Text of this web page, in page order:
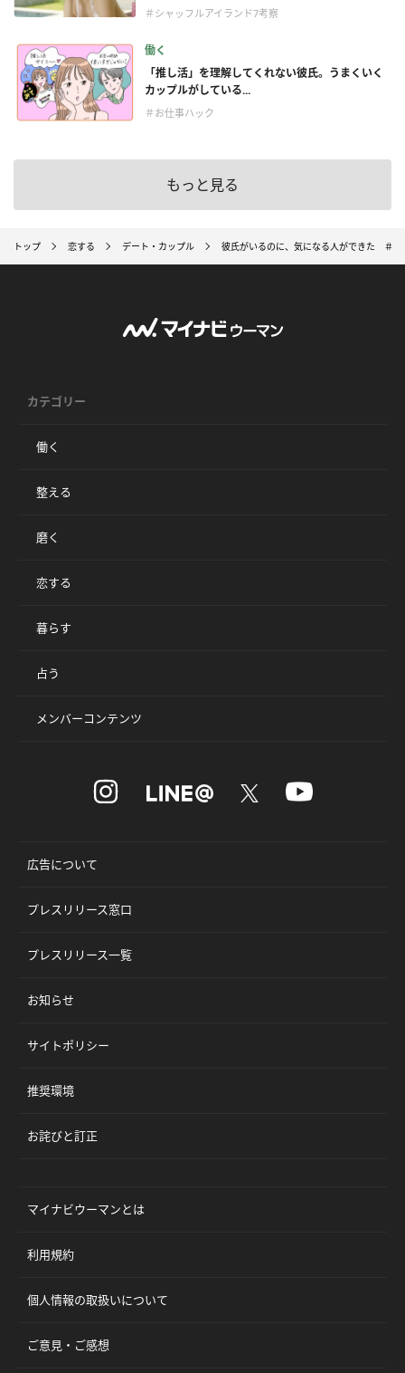
＃シャッフルアイランド7考察
働く
「推し活」を理解してくれない彼氏。うまくいく
カップルがしている...
＃お仕事ハック
もっと見る
トップ 恋する デート・カップル 彼氏がいるのに、気になる人ができた ＃日
カテゴリー
働く
整える
磨く
恋する
暮らす
占う
メンバーコンテンツ
広告について
プレスリリース窓口
プレスリリース一覧
お知らせ
サイトポリシー
推奨環境
お詫びと訂正
マイナビウーマンとは
利用規約
個人情報の取扱いについて
ご意見・ご感想